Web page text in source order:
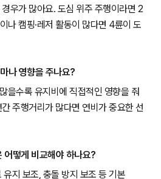
우가 많아요. 도심 위주 주행이라면 2
나 캠핑·레저 활동이 많다면 4륜이 도
나 영향을 주나요?
을수록 유지비에 직접적인 영향을 줘
주행거리가 많다면 연비가 중요한 선
어떻게 비교해야 하나요?
지 보조, 충돌 방지 보조 등 기본